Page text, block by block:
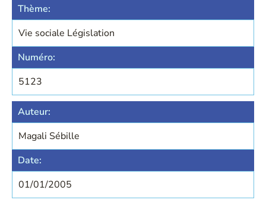
Thème:
Vie sociale Législation
Numéro:
5123
Auteur:
Magali Sébille
Date:
01/01/2005